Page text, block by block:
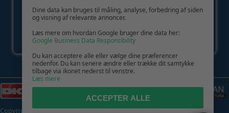
Copyright © 2026 | CVR: DK41222093 | Alle rettigheder forbeholdes |
Dine data kan bruges til måling, analyse, forbedring af siden
og visning af relevante annoncer.
Læs mere om hvordan Google bruger dine data her:
Google Business Data Responsibility
Du kan acceptere alle eller vælge dine præferencer
nedenfor. Du kan senere ændre eller trække dit samtykke
tilbage via ikonet nederst til venstre.
Læs mere
ACCEPTER ALLE